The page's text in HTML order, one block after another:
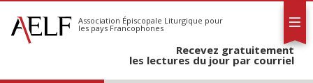
S'abonner
Calendrier
Association Épiscopale Liturgique pour
les pays Francophones
Recevez gratuitement
les lectures du jour par courriel